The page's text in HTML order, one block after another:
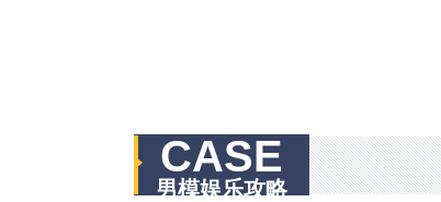
CASE
男模娱乐攻略